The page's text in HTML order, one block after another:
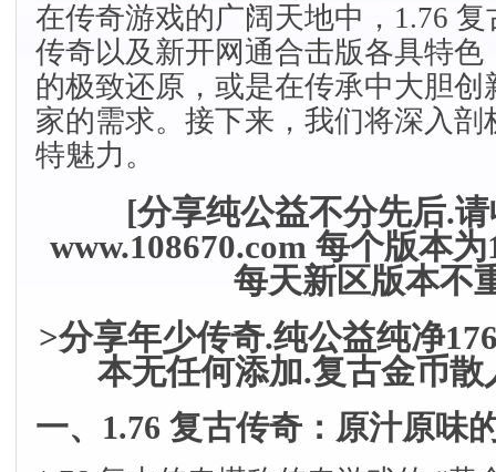
在传奇游戏的广阔天地中，1.76
传奇以及新开网通合击版各具特色
的极致还原，或是在传承中大胆创
家的需求。接下来，我们将深入剖
特魅力。
[分享纯公益不分先后.
www.108670.com 每个版本
每天新区版本不
>分享年少传奇.纯公益纯净
本无任何添加.复古金币散
一、1.76 复古传奇：原汁原味